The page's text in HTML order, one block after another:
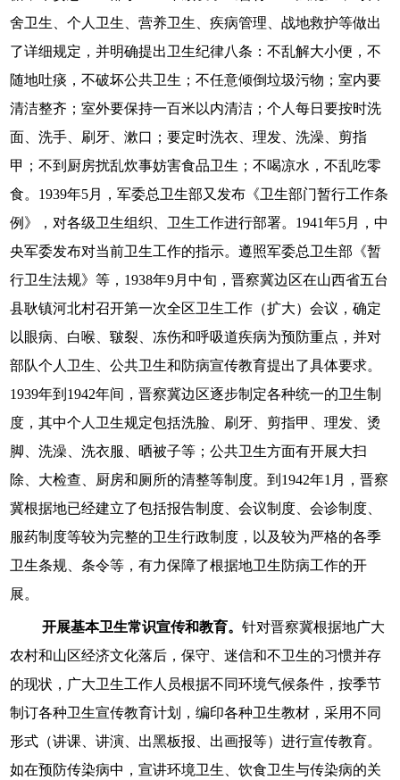
舍卫生、个人卫生、营养卫生、疾病管理、战地救护等做出
了详细规定，并明确提出卫生纪律八条：不乱解大小便，不
随地吐痰，不破坏公共卫生；不任意倾倒垃圾污物；室内要
清洁整齐；室外要保持一百米以内清洁；个人每日要按时洗
面、洗手、刷牙、漱口；要定时洗衣、理发、洗澡、剪指
甲；不到厨房扰乱炊事妨害食品卫生；不喝凉水，不乱吃零
食。1939年5月，军委总卫生部又发布《卫生部门暂行工作条
例》，对各级卫生组织、卫生工作进行部署。1941年5月，中
央军委发布对当前卫生工作的指示。遵照军委总卫生部《暂
行卫生法规》等，1938年9月中旬，晋察冀边区在山西省五台
县耿镇河北村召开第一次全区卫生工作（扩大）会议，确定
以眼病、白喉、皲裂、冻伤和呼吸道疾病为预防重点，并对
部队个人卫生、公共卫生和防病宣传教育提出了具体要求。
1939年到1942年间，晋察冀边区逐步制定各种统一的卫生制
度，其中个人卫生规定包括洗脸、刷牙、剪指甲、理发、烫
脚、洗澡、洗衣服、晒被子等；公共卫生方面有开展大扫
除、大检查、厨房和厕所的清整等制度。到1942年1月，晋察
冀根据地已经建立了包括报告制度、会议制度、会诊制度、
服药制度等较为完整的卫生行政制度，以及较为严格的各季
卫生条规、条令等，有力保障了根据地卫生防病工作的开
展。
开展基本卫生常识宣传和教育。针对晋察冀根据地广大
农村和山区经济文化落后，保守、迷信和不卫生的习惯并存
的现状，广大卫生工作人员根据不同环境气候条件，按季节
制订各种卫生宣传教育计划，编印各种卫生教材，采用不同
形式（讲课、讲演、出黑板报、出画报等）进行宣传教育。
如在预防传染病中，宣讲环境卫生、饮食卫生与传染病的关